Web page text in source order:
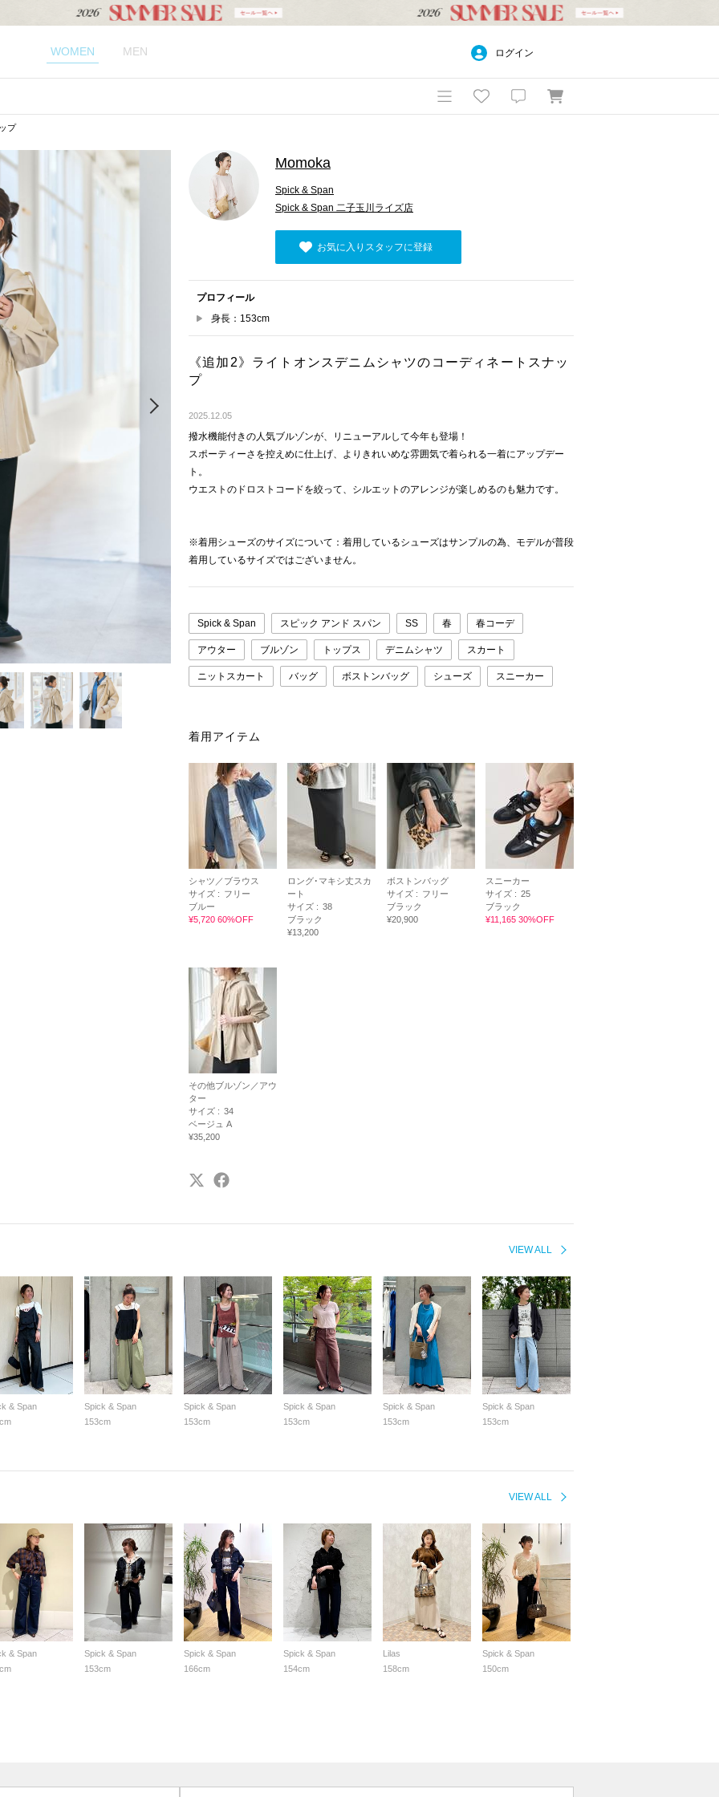
WOMEN MEN ログイン
プ
Momoka
Spick & Span
Spick & Span 二子玉川ライズ店
お気に入りスタッフに登録
プロフィール
身長：153cm
《追加2》ライトオンスデニムシャツのコーディネートスナッ
プ
2025.12.05
撥水機能付きの人気ブルゾンが、リニューアルして今年も登場！
スポーティーさを控えめに仕上げ、よりきれいめな雰囲気で着られる一着にアップデー
ト。
ウエストのドロストコードを絞って、シルエットのアレンジが楽しめるのも魅力です。
※着用シューズのサイズについて：着用しているシューズはサンプルの為、モデルが普段
着用しているサイズではございません。
Spick & Span スピック アンド スパン SS 春 春コーデ
アウター ブルゾン トップス デニムシャツ スカート
ニットスカート バッグ ボストンバッグ シューズ スニーカー
着用アイテム
シャツ／ブラウス
サイズ : フリー
ブルー
¥5,720 60%OFF
ロング･マキシ丈スカ
ート
サイズ : 38
ブラック
¥13,200
ボストンバッグ
サイズ : フリー
ブラック
¥20,900
スニーカー
サイズ : 25
ブラック
¥11,165 30%OFF
その他ブルゾン／アウ
ター
サイズ : 34
ベージュ A
¥35,200
VIEW ALL
& Span
Spick & Span
153cm
Spick & Span
153cm
Spick & Span
153cm
Spick & Span
153cm
Spick & Span
153cm
VIEW ALL
& Span
Spick & Span
153cm
Spick & Span
166cm
Spick & Span
154cm
Lilas
158cm
Spick & Span
150cm